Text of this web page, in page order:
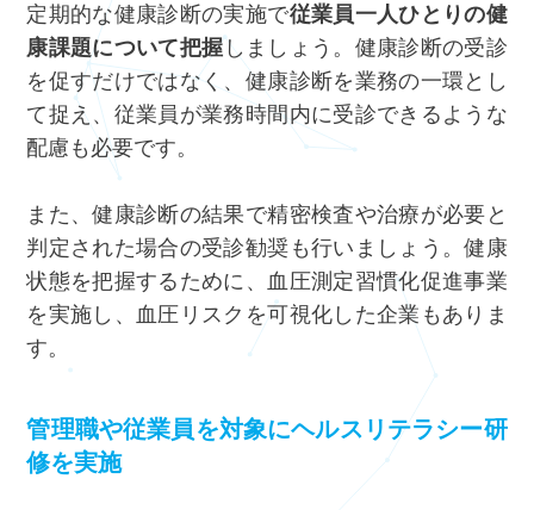
定期的な健康診断の実施で従業員一人ひとりの健
康課題について把握しましょう。健康診断の受診
を促すだけではなく、健康診断を業務の一環とし
て捉え、従業員が業務時間内に受診できるような
配慮も必要です。
また、健康診断の結果で精密検査や治療が必要と
判定された場合の受診勧奨も行いましょう。健康
状態を把握するために、血圧測定習慣化促進事業
を実施し、血圧リスクを可視化した企業もありま
す。
管理職や従業員を対象にヘルスリテラシー研
修を実施